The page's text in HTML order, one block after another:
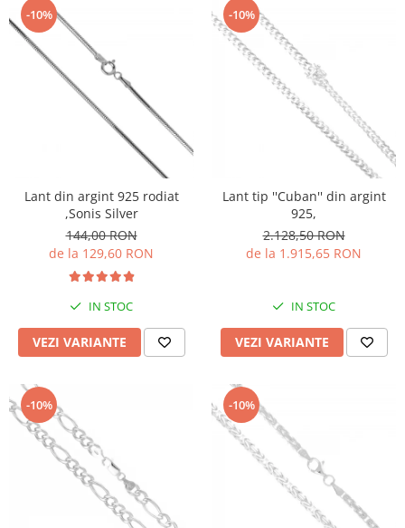
-10%
Lant din argint 925 rodiat
,Sonis Silver
144,00 RON
de la 129,60 RON
IN STOC
VEZI VARIANTE
-10%
Lant tip ''Cuban'' din argint
925,
2.128,50 RON
de la 1.915,65 RON
IN STOC
VEZI VARIANTE
-10% -10%